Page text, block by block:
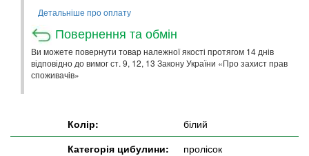
Детальніше про оплату
Повернення та обмін
Ви можете повернути товар належної якості протягом 14 днів
відповідно до вимог ст. 9, 12, 13 Закону України «Про захист прав
споживачів»
Колір:
білий
Категорія цибулини:
пролісок